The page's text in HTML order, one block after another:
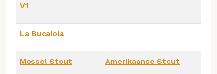
V1
La Bucaiola
Mossel Stout Amerikaanse Stout